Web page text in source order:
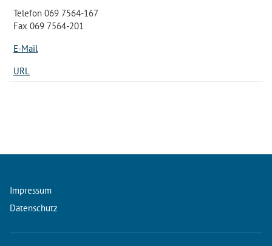
Telefon 069 7564-167
Fax 069 7564-201
E-Mail
URL
Impressum
Datenschutz